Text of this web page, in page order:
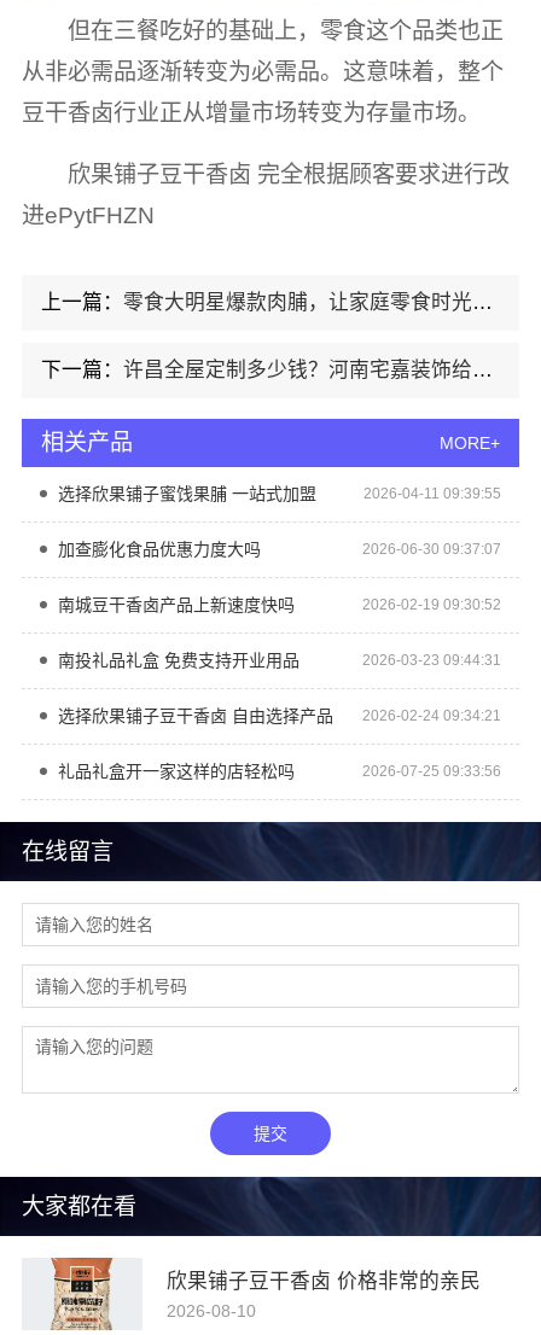
大家都在看
欣果铺子豆干香卤 价格非常的亲民
2026-08-10
在线留言
提交
但在三餐吃好的基础上，零食这个品类也正
从非必需品逐渐转变为必需品。这意味着，整个
豆干香卤行业正从增量市场转变为存量市场。
欣果铺子豆干香卤 完全根据顾客要求进行改
进ePytFHZN
上一篇：零食大明星爆款肉脯，让家庭零食时光更美味
下一篇：许昌全屋定制多少钱？河南宅嘉装饰给你答案
相关产品 MORE+
选择欣果铺子蜜饯果脯 一站式加盟 2026-04-11 09:39:55
加查膨化食品优惠力度大吗 2026-06-30 09:37:07
南城豆干香卤产品上新速度快吗 2026-02-19 09:30:52
南投礼品礼盒 免费支持开业用品 2026-03-23 09:44:31
选择欣果铺子豆干香卤 自由选择产品 2026-02-24 09:34:21
礼品礼盒开一家这样的店轻松吗 2026-07-25 09:33:56